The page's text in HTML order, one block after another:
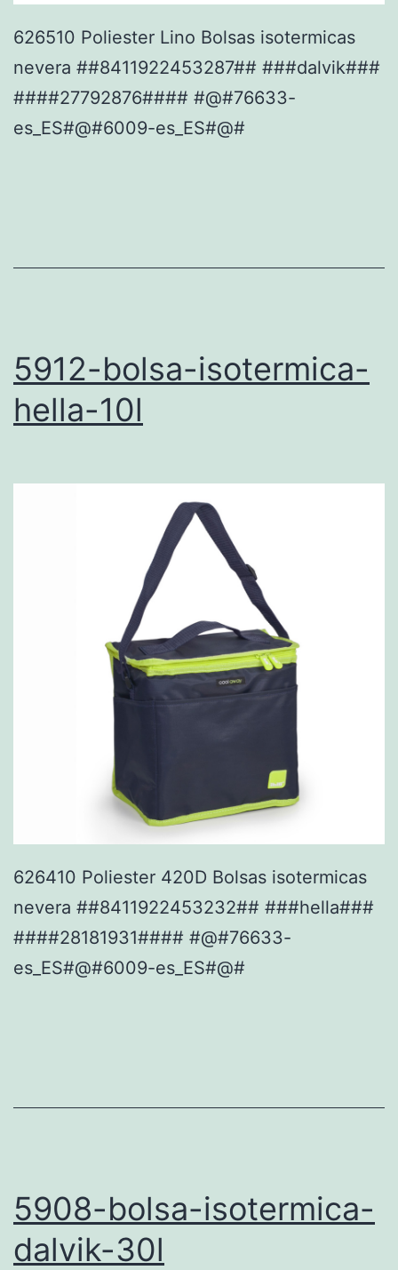
626510 Poliester Lino Bolsas isotermicas
nevera ##8411922453287## ###dalvik###
####27792876#### #@#76633-
es_ES#@#6009-es_ES#@#
5912-bolsa-isotermica-
hella-10l
626410 Poliester 420D Bolsas isotermicas
nevera ##8411922453232## ###hella###
####28181931#### #@#76633-
es_ES#@#6009-es_ES#@#
5908-bolsa-isotermica-
dalvik-30l